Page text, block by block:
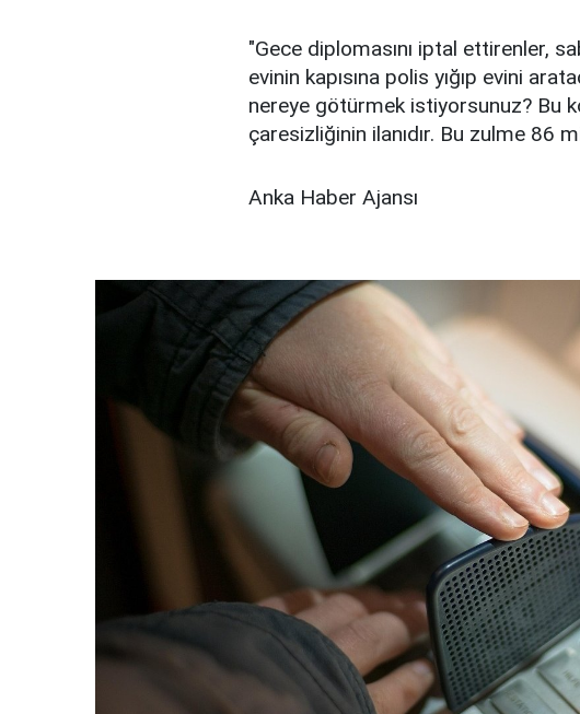
"Gece diplomasını iptal ettirenler,
evinin kapısına polis yığıp evini
nereye götürmek istiyorsunuz? Bu
çaresizliğinin ilanıdır. Bu zulme 86
Anka Haber Ajansı